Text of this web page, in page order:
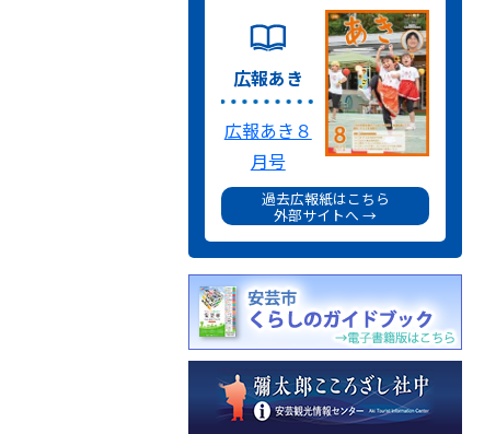
広報あき
広報あき８
月号
過去広報紙はこちら
外部サイトへ →